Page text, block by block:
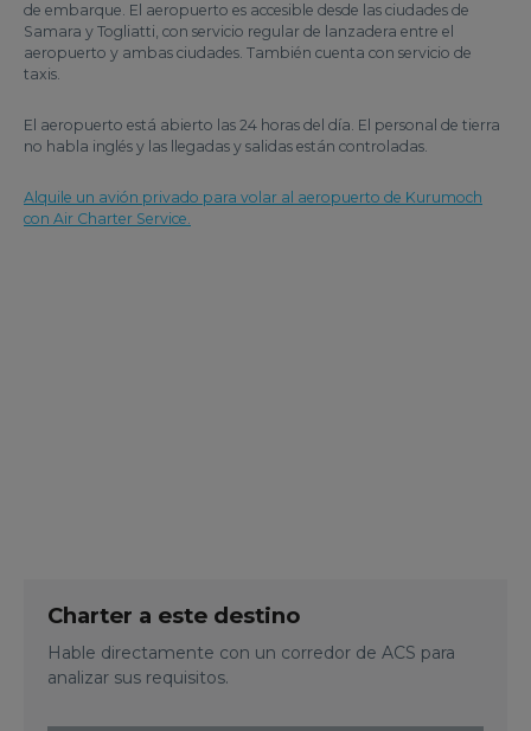
de embarque. El aeropuerto es accesible desde las ciudades de
Samara y Togliatti, con servicio regular de lanzadera entre el
aeropuerto y ambas ciudades. También cuenta con servicio de
taxis.
El aeropuerto está abierto las 24 horas del día. El personal de tierra
no habla inglés y las llegadas y salidas están controladas.
Alquile un avión privado para volar al aeropuerto de Kurumoch
con Air Charter Service.
Charter a este destino
Hable directamente con un corredor de ACS para
analizar sus requisitos.